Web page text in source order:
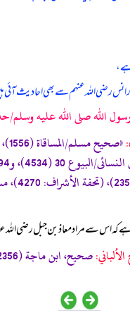
انس رضی الله عنہم سے بھی احادیث
الله صلى الله عليه وسلم/
کہ اس سے مراد معاذ بن جبل رضی الله
صحيح، ابن ماجة (2356)